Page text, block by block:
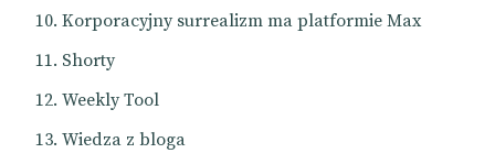
Korporacyjny surrealizm ma platformie Max
Shorty
Weekly Tool
Wiedza z bloga